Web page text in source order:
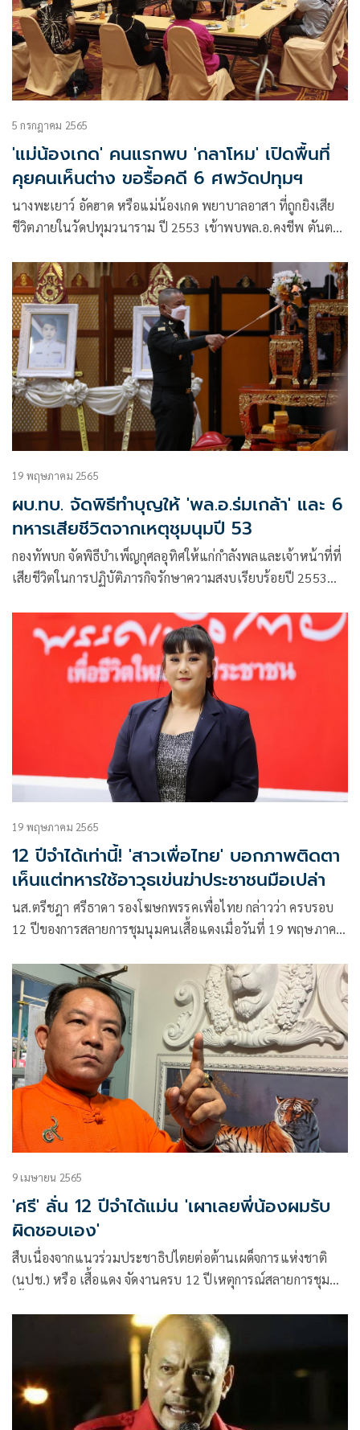
5 กรกฎาคม 2565
'แม่น้องเกด' คนแรกพบ 'กลาโหม' เปิดพื้นที่
คุยคนเห็นต่าง ขอรื้อคดี 6 ศพวัดปทุมฯ
นางพะเยาว์ อัคฮาด หรือแม่น้องเกด พยาบาลอาสา ที่ถูกยิงเสีย
ชีวิตภายในวัดปทุมวนาราม ปี 2553 เข้าพบพล.อ.คงชีพ ตันตระ
คนเห็นต่าง “ร่วมวงจิบน้ำชายามบ่าย” เป็นคนแรก
19 พฤษภาคม 2565
ผบ.ทบ. จัดพิธีทำบุญให้ 'พล.อ.ร่มเกล้า' และ 6
ทหารเสียชีวิตจากเหตุชุมนุมปี 53
กองทัพบก จัดพิธีบำเพ็ญกุศลอุทิศให้แก่กำลังพลและเจ้าหน้าที่ที่
เสียชีวิตในการปฏิบัติภารกิจรักษาความสงบเรียบร้อยปี 2553
ทหารบก(ผบ.ทบ.)
19 พฤษภาคม 2565
12 ปีจำได้เท่านี้! 'สาวเพื่อไทย' บอกภาพติดตา
เห็นแต่ทหารใช้อาวุธเข่นฆ่าประชาชนมือเปล่า
นส.ตรีชฎา ศรีธาดา รองโฆษกพรรคเพื่อไทย กล่าวว่า ครบรอบ
12 ปีของการสลายการชุมนุมคนเสื้อแดงเมื่อวันที่ 19 พฤษภาคม
เสียสละชีวิต และครอบครัวผู้สูญเสียที่ยังไม่ได้รับความยุติธรรม
น่าเศร้าที่กระบวนการยุติธรรมยังไม่สามารถควานหาตัวผู้กระทำ
ผิดที่สั่งการให้เกิดการสั่งฆ่าประชาชนกลางเมือง
9 เมษายน 2565
'ศรี'​ ลั่น​ 12 ปีจำได้แม่น​ 'เผาเลยพี่น้องผมรับ
ผิดชอบเอง'​
สืบเนื่องจากแนวร่วมประชาธิปไตยต่อต้านเผด็จการแห่งชาติ
(นปช.) หรือ เสื้อแดง จัดงานครบ 12 ปีเหตุการณ์สลายการชุมนุม